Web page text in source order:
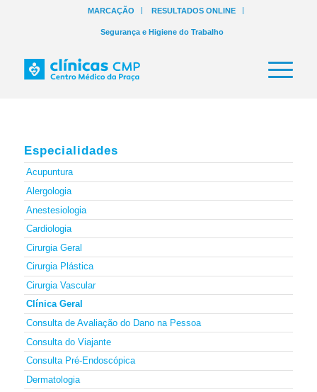
MARCAÇÃO RESULTADOS ONLINE
Segurança e Higiene do Trabalho
Especialidades
Acupuntura
Alergologia
Anestesiologia
Cardiologia
Cirurgia Geral
Cirurgia Plástica
Cirurgia Vascular
Clínica Geral
Consulta de Avaliação do Dano na Pessoa
Consulta do Viajante
Consulta Pré-Endoscópica
Dermatologia